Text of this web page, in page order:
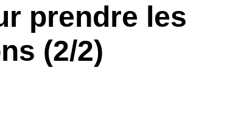
México (Español)
Brasil (Português)
Italia (Italiano)
prendre les
(2/2)